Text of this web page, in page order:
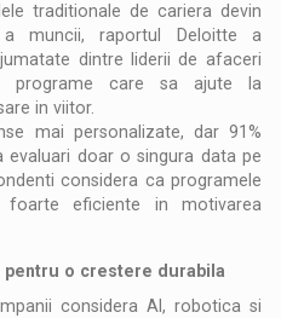
traditionale de cariera devin
muncii, raportul Deloitte a
dintre liderii de afaceri
programe care sa ajute la
in viitor.
mai personalizate, dar 91%
doar o singura data pe
considera ca programele
eficiente in motivarea
o crestere durabila
considera AI, robotica si